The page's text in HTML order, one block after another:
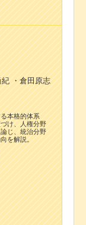
・倉田原志
本格的体系
け、人権分野
じ、統治分野
を解説。